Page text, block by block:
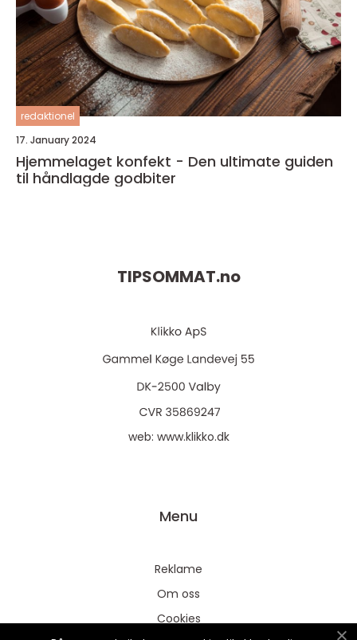
redaktionel
17. January 2024
Hjemmelaget konfekt - Den ultimate guiden
til håndlagde godbiter
TIPSOMMAT.no
web: www.klikko.dk
Menu
Reklame
Om oss
Cookies